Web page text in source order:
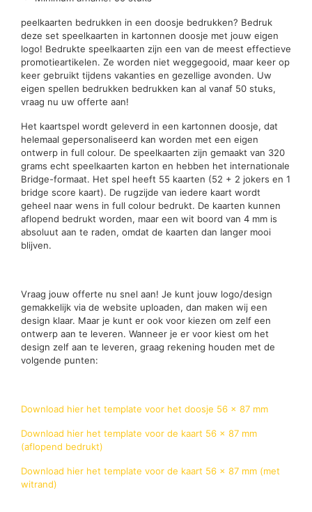
peelkaarten bedrukken in een doosje bedrukken? Bedruk
deze set speelkaarten in kartonnen doosje met jouw eigen
logo! Bedrukte speelkaarten zijn een van de meest effectieve
promotieartikelen. Ze worden niet weggegooid, maar keer op
keer gebruikt tijdens vakanties en gezellige avonden. Uw
eigen spellen bedrukken bedrukken kan al vanaf 50 stuks,
vraag nu uw offerte aan!
Het kaartspel wordt geleverd in een kartonnen doosje, dat
helemaal gepersonaliseerd kan worden met een eigen
ontwerp in full colour. De speelkaarten zijn gemaakt van 320
grams echt speelkaarten karton en hebben het internationale
Bridge-formaat. Het spel heeft 55 kaarten (52 + 2 jokers en 1
bridge score kaart). De rugzijde van iedere kaart wordt
geheel naar wens in full colour bedrukt. De kaarten kunnen
aflopend bedrukt worden, maar een wit boord van 4 mm is
absoluut aan te raden, omdat de kaarten dan langer mooi
blijven.
Vraag jouw offerte nu snel aan! Je kunt jouw logo/design
gemakkelijk via de website uploaden, dan maken wij een
design klaar. Maar je kunt er ook voor kiezen om zelf een
ontwerp aan te leveren. Wanneer je er voor kiest om het
design zelf aan te leveren, graag rekening houden met de
volgende punten:
Download hier het template voor het doosje 56 x 87 mm
Download hier het template voor de kaart 56 x 87 mm
(aflopend bedrukt)
Download hier het template voor de kaart 56 x 87 mm (met
witrand)